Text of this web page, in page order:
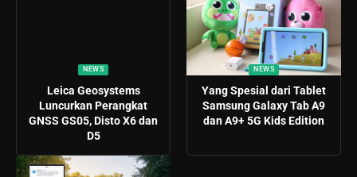
NEWS
Leica Geosystems
Luncurkan Perangkat
GNSS GS05, Disto X6 dan
D5
NEWS
Yang Spesial dari Tablet
Samsung Galaxy Tab A9
dan A9+ 5G Kids Edition